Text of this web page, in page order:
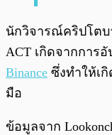
นักวิจารณ์คริปโตบ
ACT เกิดจากการอั
Binance ซึ่งทำให้เ
มือ
ข้อมูลจาก